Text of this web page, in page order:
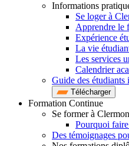
Informations
Se loger à
Apprendre le
Expérience
La vie
Les services
Calendrier
Guide des étudiants
Télécharger
Formation Continue
Se former à
Pourquoi
Des témoignages